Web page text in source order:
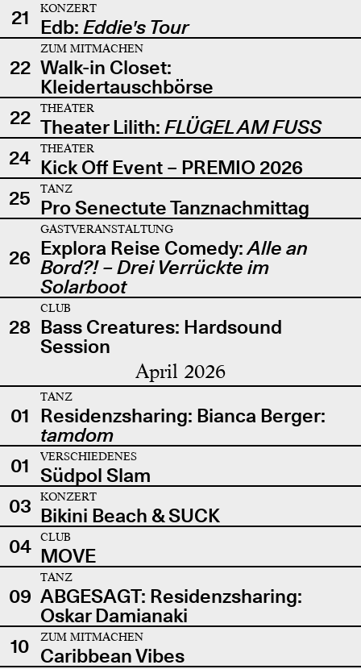
21
KONZERT
Edb: Eddie's Tour
22
ZUM MITMACHEN
Walk-in Closet:
Kleidertauschbörse
22
THEATER
Theater Lilith: FLÜGEL AM FUSS
24
THEATER
Kick Off Event – PREMIO 2026
25
TANZ
Pro Senectute Tanznachmittag
26
GASTVERANSTALTUNG
Explora Reise Comedy:Alle an
Bord?! – Drei Verrückte im
Solarboot
28
CLUB
Bass Creatures: Hardsound
Session
April 2026
01
TANZ
Residenzsharing: Bianca Berger:
tamdom
01
VERSCHIEDENES
Südpol Slam
03
KONZERT
Bikini Beach & SUCK
04
CLUB
MOVE
09
TANZ
ABGESAGT: Residenzsharing:
Oskar Damianaki
10
ZUM MITMACHEN
Caribbean Vibes